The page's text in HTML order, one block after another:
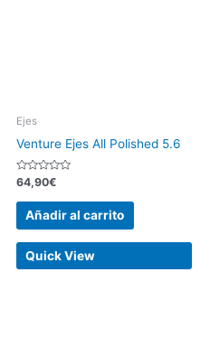
Ejes
Venture Ejes All Polished 5.6
Valorado
con
0
64,90€
Añadir al carrito
Quick View